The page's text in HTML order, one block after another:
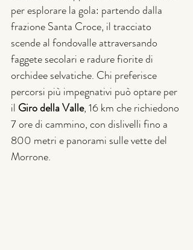
per esplorare la gola: partendo dalla
frazione Santa Croce, il tracciato
scende al fondovalle attraversando
faggete secolari e radure fiorite di
orchidee selvatiche. Chi preferisce
percorsi più impegnativi può optare per
il Giro della Valle, 16 km che richiedono
7 ore di cammino, con dislivelli fino a
800 metri e panorami sulle vette del
Morrone.